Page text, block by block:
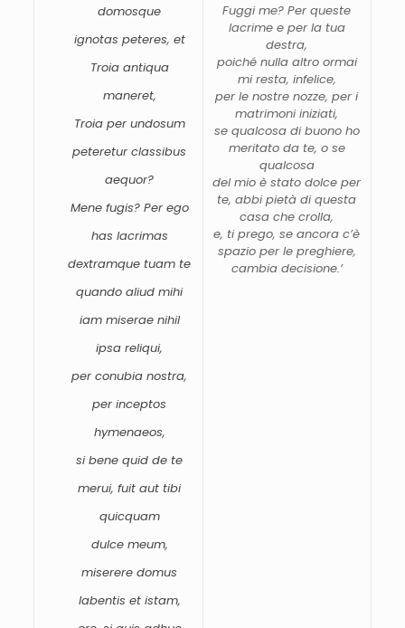
domosque
ignotas peteres, et
Troia antiqua
maneret,
Troia per undosum
petereturclassibus
aequor?
Mene fugis? Per ego
has lacrimas
dextramquetuamte
quandoaliudmihi
iam miserae nihil
ipsareliqui,
perconubianostra,
perinceptos
hymenaeos,
sibenequiddete
merui,fuitauttibi
quicquam
dulce meum,
misereredomus
labentis et istam,
Fuggime?Perqueste
lacrime e per la tua
destra,
poiché nulla altro ormai
miresta, infelice,
perlenostrenozze,peri
matrimoniiniziati,
se qualcosa dibuono ho
meritato da te, o se
qualcosa
delmioèstatodolceper
te,abbipietàdiquesta
casachecrolla,
e, tiprego,seancorac’è
spazio per le preghiere,
cambia decisione.’